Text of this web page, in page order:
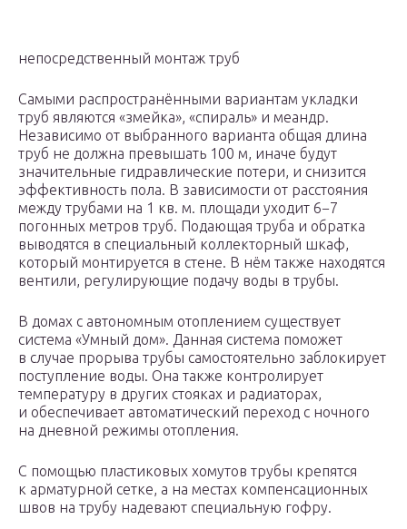
непосредственный монтаж труб
Самыми распространёнными вариантам укладки
труб являются «змейка», «спираль» и меандр.
Независимо от выбранного варианта общая длина
труб не должна превышать 100 м, иначе будут
значительные гидравлические потери, и снизится
эффективность пола. В зависимости от расстояния
между трубами на 1 кв. м. площади уходит 6−7
погонных метров труб. Подающая труба и обратка
выводятся в специальный коллекторный шкаф,
который монтируется в стене. В нём также находятся
вентили, регулирующие подачу воды в трубы.
В домах с автономным отоплением существует
система «Умный дом». Данная система поможет
в случае прорыва трубы самостоятельно заблокирует
поступление воды. Она также контролирует
температуру в других стояках и радиаторах,
и обеспечивает автоматический переход с ночного
на дневной режимы отопления.
С помощью пластиковых хомутов трубы крепятся
к арматурной сетке, а на местах компенсационных
швов на трубу надевают специальную гофру.